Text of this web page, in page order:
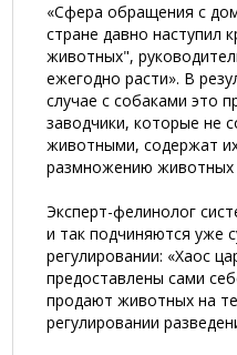
«Сфера обращения с
стране давно наступил
животных",
ежегодно расти». В
случае с собаками это
заводчики, которые не
животными, содержат
размножению животных
Эксперт-фелинолог
и так подчиняются уже
регулировании: «Хаос
предоставлены сами
продают животных на
регулировании